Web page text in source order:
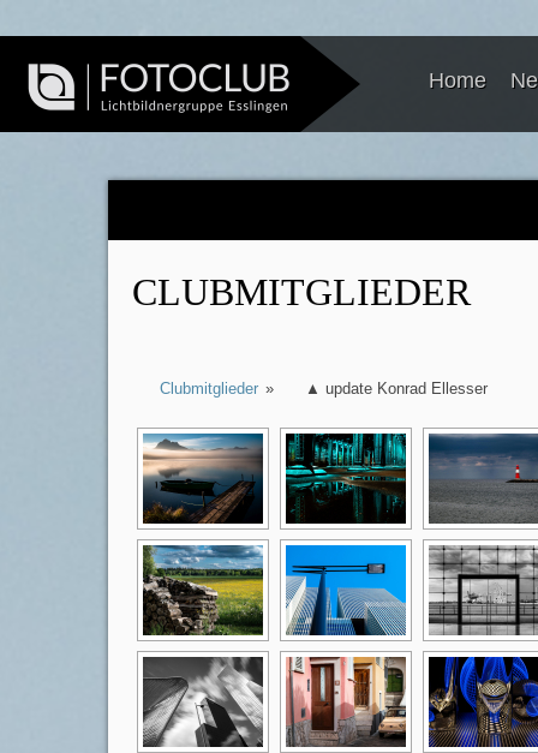
Home
CLUBMITGLIEDER
Clubmitglieder » ▲ update Konrad Ellesser